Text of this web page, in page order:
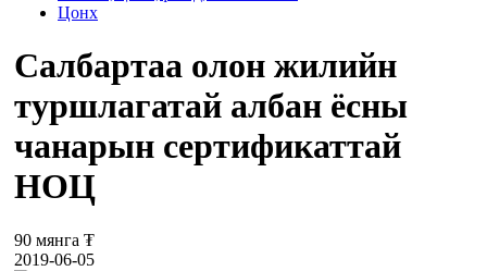
Цонх
Салбартаа олон жилийн
туршлагатай албан ёсны
чанарын сертификаттай
НОЦ
90 мянга ₮
2019-06-05